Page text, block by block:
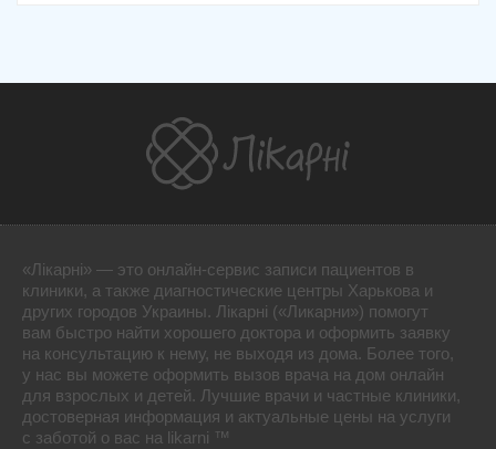
«Лікарні» — это онлайн-сервис записи пациентов в
клиники, а также диагностические центры Харькова и
других городов Украины. Лікарні («Ликарни») помогут
вам быстро найти хорошего доктора и оформить заявку
на консультацию к нему, не выходя из дома. Более того,
у нас вы можете оформить вызов врача на дом онлайн
для взрослых и детей. Лучшие врачи и частные клиники,
достоверная информация и актуальные цены на услуги
с заботой о вас на likarni ™